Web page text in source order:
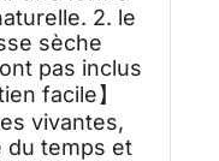
2. le
sèche
pas inclus
facile】
vivantes,
du temps et